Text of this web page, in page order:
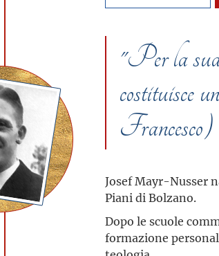
"Per la sua
costituisce
Francesco)
Josef Mayr-Nusser
Piani di Bolzano.
Dopo le scuole
formazione